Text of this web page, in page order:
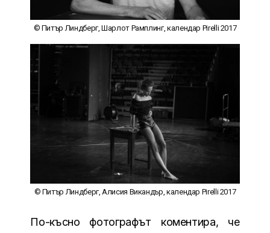
© Питър Линдберг, Шарлот Рамплинг, календар Pirelli 2017
© Питър Линдберг, Алисия Викандър, календар Pirelli 2017
По-късно фотографът коментира, че